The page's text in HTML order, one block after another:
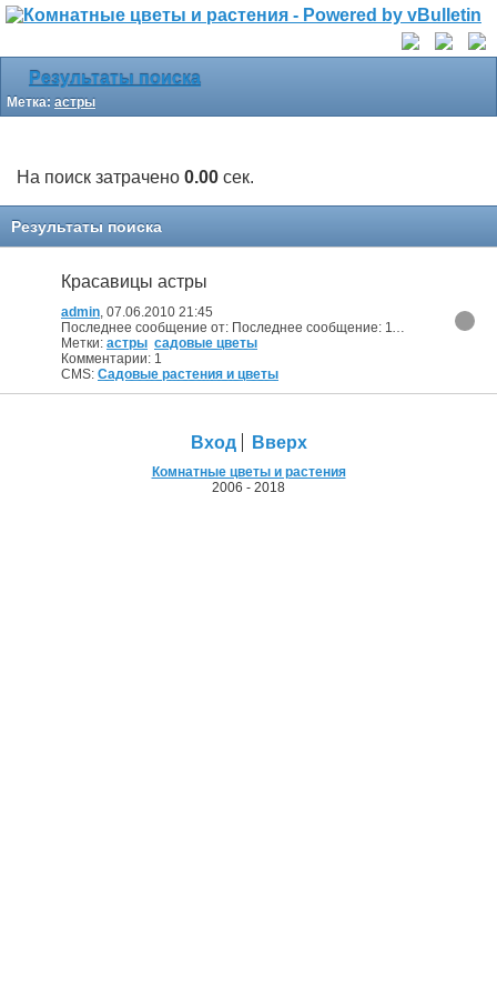
Результаты поиска
Метка: астры
На поиск затрачено 0.00 сек.
Результаты поиска
Красавицы астры
admin, 07.06.2010 21:45
Последнее сообщение от: Последнее сообщение: 11.01.2011 11:43
Метки: астры садовые цветы
Комментарии: 1
CMS: Садовые растения и цветы
Вход Вверх
Комнатные цветы и растения
2006 - 2018